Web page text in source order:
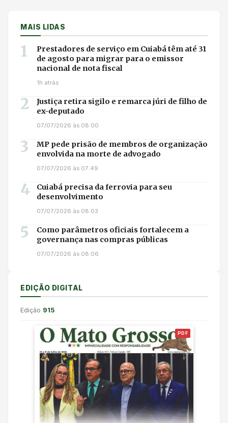
MAIS LIDAS
1
Prestadores de serviço em Cuiabá têm até 31
de agosto para migrar para o emissor
nacional de nota fiscal
1h atrás
2
Justiça retira sigilo e remarca júri de filho de
ex-deputado
07/07/2026 às 08:00
3
MP pede prisão de membros de organização
envolvida na morte de advogado
07/07/2026 às 07:49
4
Cuiabá precisa da ferrovia para seu
desenvolvimento
07/07/2026 às 08:03
5
Como parâmetros oficiais fortalecem a
governança nas compras públicas
07/07/2026 às 08:06
EDIÇÃO DIGITAL
Edição 915
PDF